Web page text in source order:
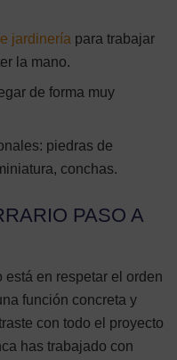
jardinería para trabajar
la mano.
de forma muy
piedras de
conchas.
PASO A
está en respetar el orden
función concreta y
con todo el proyecto
has trabajado con